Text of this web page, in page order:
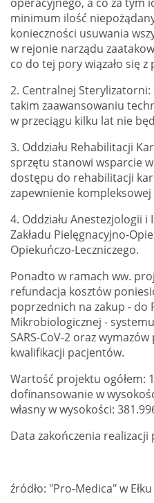
minimum ilość
konieczności usuwania
w rejonie narządu
co do tej pory wiązało się z
2. Centralnej
takim zaawansowaniu
w przeciągu kilku lat nie
3. Oddziału Rehabilitacji
sprzętu stanowi wsparcie
dostępu do rehabilitacji
zapewnienie
4. Oddziału Anestezjologii
Zakładu Pielęgnacyjno-
Opiekuńczo-Leczniczego.
Ponadto w ramach ww.
refundacja kosztów
poprzednich na zakup - do
Mikrobiologicznej -
SARS-CoV-2 oraz
kwalifikacji pacjentów.
Wartość projektu ogółem:
dofinansowanie w
własny w wysokości:
Data zakończenia
źródło: "Pro-Medica" w